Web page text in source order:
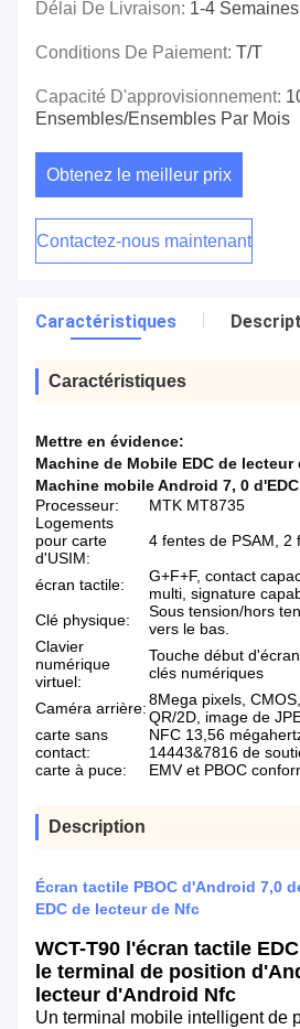
Délai De Livraison: 1-4 Semaines
Conditions De Paiement: T/T
Capacité D'approvisionnement:
Ensembles/ensembles Par Mois
Obtenez le meilleur prix
Contactez-nous maintenant
Caractéristiques
Caractéristiques
Mettre en évidence:
Machine de Mobile EDC de lecteur
Machine mobile Android 7, 0 d'EDC
Processeur:
MTK MT8735
Logements
pour carte
d'USIM:
4 fentes de PSAM, 2
écran tactile:
G+F+F, contact
multi, signature
Clé physique:
Sous tension/hors
vers le bas.
Clavier
numérique
virtuel:
Touche début
clés numériques
Caméra arrière:8Mega pixels,
QR/2D, image de
carte sans
contact:
NFC 13,56
14443&7816 de
carte à puce:
EMV et PBOC
Description
Écran tactile PBOC d'Android 7,0
EDC de lecteur de Nfc
WCT-T90 l'écran tactile
le terminal de position
lecteur d'Android Nfc
Un terminal mobile intelligent de